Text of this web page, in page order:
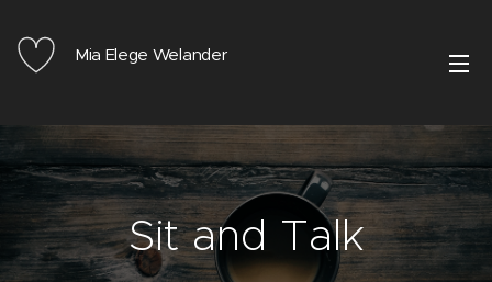
Mia Elege Welander
Sit and Talk